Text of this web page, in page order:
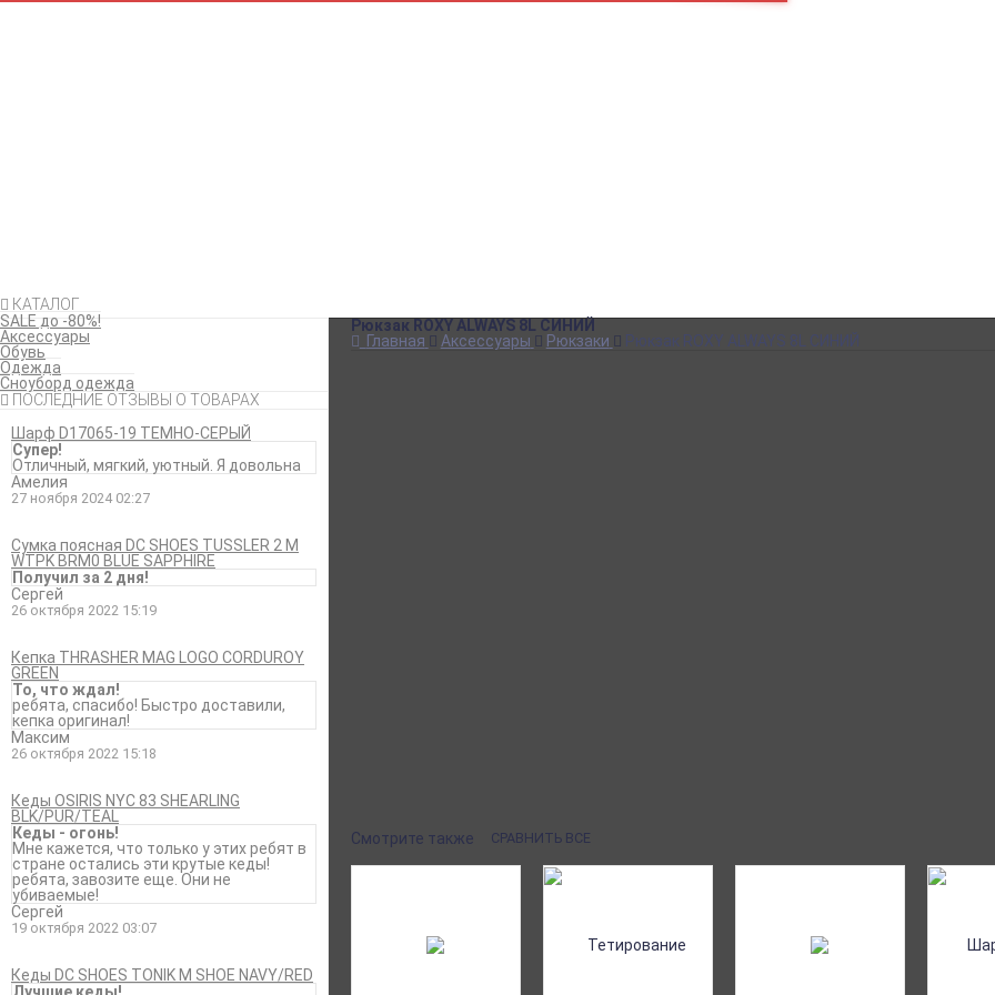
КАТАЛОГ
SALE до -80%!
Аксессуары
Обувь
Одежда
Сноуборд одежда
ПОСЛЕДНИЕ ОТЗЫВЫ О ТОВАРАХ
Шарф D17065-19 ТЕМНО-СЕРЫЙ
Супер!
Отличный, мягкий, уютный. Я довольна
Амелия
27 ноября 2024 02:27
Сумка поясная DC SHOES TUSSLER 2 M
WTPK BRM0 BLUE SAPPHIRE
Получил за 2 дня!
Сергей
26 октября 2022 15:19
Кепка THRASHER MAG LOGO CORDUROY
GREEN
То, что ждал!
ребята, спасибо! Быстро доставили,
кепка оригинал!
Максим
26 октября 2022 15:18
Кеды OSIRIS NYC 83 SHEARLING
BLK/PUR/TEAL
Кеды - огонь!
Мне кажется, что только у этих ребят в
стране остались эти крутые кеды!
ребята, завозите еще. Они не
убиваемые!
Сергей
19 октября 2022 03:07
Кеды DC SHOES TONIK M SHOE NAVY/RED
Рюкзак ROXY ALWAYS 8L СИНИЙ
Главная
Аксессуары Рюкзаки Рюкзак ROXY ALWAYS 8L СИНИЙ
Смотрите также СРАВНИТЬ ВСЕ